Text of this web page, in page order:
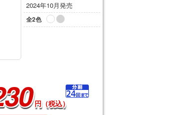
2024年10月発売
全2色
円（税込）